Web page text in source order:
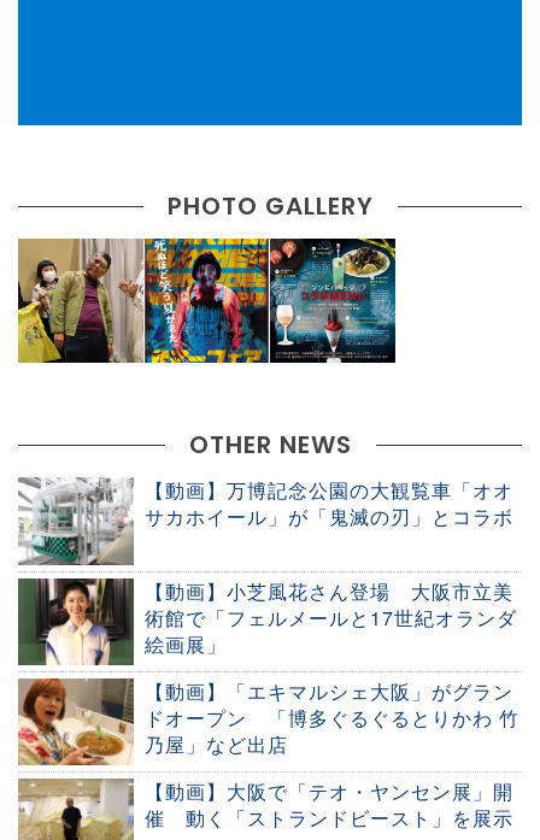
PHOTO GALLERY
OTHER NEWS
【動画】万博記念公園の大観覧車「オオ
サカホイール」が「鬼滅の刃」とコラボ
【動画】小芝風花さん登場 大阪市立美
術館で「フェルメールと17世紀オランダ
絵画展」
【動画】「エキマルシェ大阪」がグラン
ドオープン 「博多ぐるぐるとりかわ 竹
乃屋」など出店
【動画】大阪で「テオ・ヤンセン展」開
催 動く「ストランドビースト」を展示